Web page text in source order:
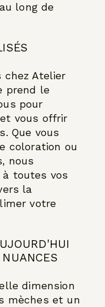
long de
chez Atelier
prend le
pour
vous offrir
Que vous
coloration ou
nous
à toutes vos
la
votre
dimension
mèches et un